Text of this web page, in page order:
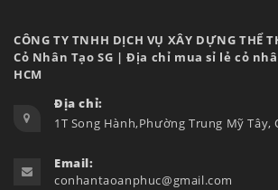
CÔNG TY TNHH DỊCH VỤ XÂY DỰNG THỂ
Cỏ Nhân Tạo SG | Địa chỉ mua sỉ lẻ cỏ
HCM
Địa chỉ:
1T Song Hành,Phường Trung Mỹ Tây,
Email:
conhantaoanphuc@gmail.com